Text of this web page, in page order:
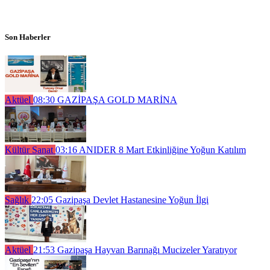
Son Haberler
Aktüel 08:30 GAZİPAŞA GOLD MARİNA
Kültür Sanat 03:16 ANIDER 8 Mart Etkinliğine Yoğun Katılım
Sağlık 22:05 Gazipaşa Devlet Hastanesine Yoğun İlgi
Aktüel 21:53 Gazipaşa Hayvan Barınağı Mucizeler Yaratıyor